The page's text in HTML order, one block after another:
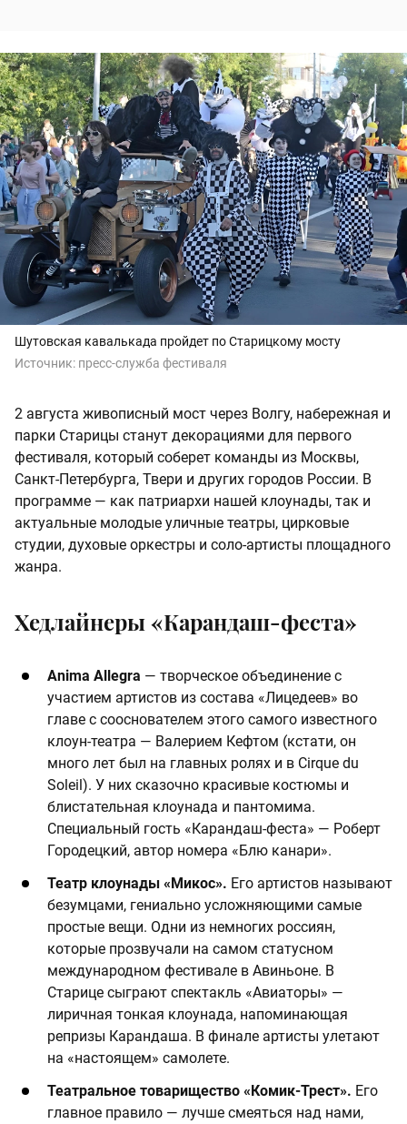
Шутовская кавалькада пройдет по Старицкому мосту
Источник: пресс-служба фестиваля
2 августа живописный мост через Волгу, набережная и
парки Старицы станут декорациями для первого
фестиваля, который соберет команды из Москвы,
Санкт-Петербурга, Твери и других городов России. В
программе — как патриархи нашей клоунады, так и
актуальные молодые уличные театры, цирковые
студии, духовые оркестры и соло-артисты площадного
жанра.
Хедлайнеры «Карандаш-феста»
Anima Allegra — творческое объединение с
участием артистов из состава «Лицедеев» во
главе с сооснователем этого самого известного
клоун-театра — Валерием Кефтом (кстати, он
много лет был на главных ролях и в Cirque du
Soleil). У них сказочно красивые костюмы и
блистательная клоунада и пантомима.
Специальный гость «Карандаш-феста» — Роберт
Городецкий, автор номера «Блю канари».
Театр клоунады «Микос». Его артистов называют
безумцами, гениально усложняющими самые
простые вещи. Одни из немногих россиян,
которые прозвучали на самом статусном
международном фестивале в Авиньоне. В
Старице сыграют спектакль «Авиаторы» —
лиричная тонкая клоунада, напоминающая
репризы Карандаша. В финале артисты улетают
на «настоящем» самолете.
Театральное товарищество «Комик-Трест». Его
главное правило — лучше смеяться над нами,